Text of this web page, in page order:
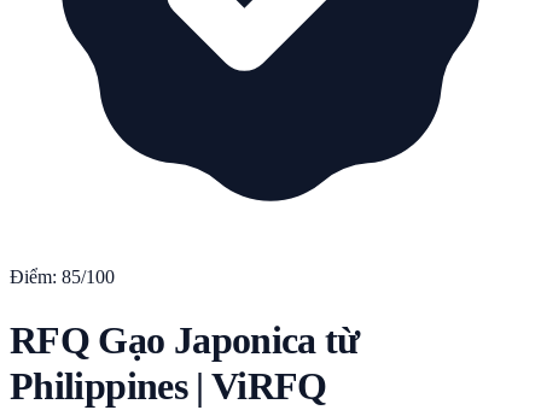
Điểm: 85/100
RFQ Gạo Japonica từ
Philippines | ViRFQ